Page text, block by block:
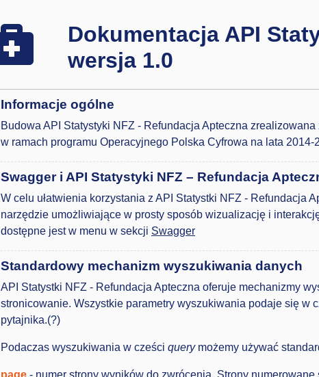
Dokumentacja API
wersja 1.0
Informacje ogólne
Budowa API Statystyki NFZ - Refundacja Apteczna
w ramach programu Operacyjnego Polska Cyfrowa na lata 2014-
Swagger i API Statystyki NFZ – Refundacja
W celu ułatwienia korzystania z API Statystki NFZ - Refundacja
narzędzie umożliwiające w prosty sposób wizualizację i
dostępne jest w menu w sekcji Swagger
Standardowy mechanizm wyszukiwania danych
API Statystki NFZ - Refundacja Apteczna oferuje mechanizmy
stronicowanie. Wszystkie parametry wyszukiwania podaje się w
pytajnika.(?)
Podaczas wyszukiwania w cześci querymożemy używać
page - numer strony wyników do zwrócenia. Strony